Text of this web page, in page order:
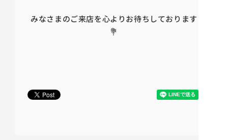
みなさまのご来店を心よりお待ちしております
💐